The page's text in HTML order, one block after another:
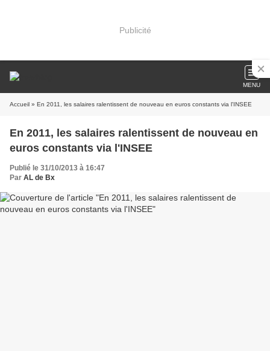
Publicité
MENU
Accueil » En 2011, les salaires ralentissent de nouveau en euros constants via l'INSEE
En 2011, les salaires ralentissent de nouveau en
euros constants via l'INSEE
Publié le 31/10/2013 à 16:47
Par AL de Bx